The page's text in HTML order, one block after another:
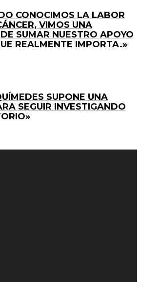
CONOCIMOS LA LABOR
VIMOS UNA
SUMAR NUESTRO APOYO
REALMENTE IMPORTA.»
SUPONE UNA
SEGUIR INVESTIGANDO